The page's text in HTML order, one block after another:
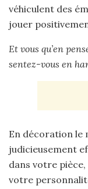
véhiculent des
jouer
Et vous qu’en
sentez-vous en
En décoration le
judicieusement
dans votre
votre